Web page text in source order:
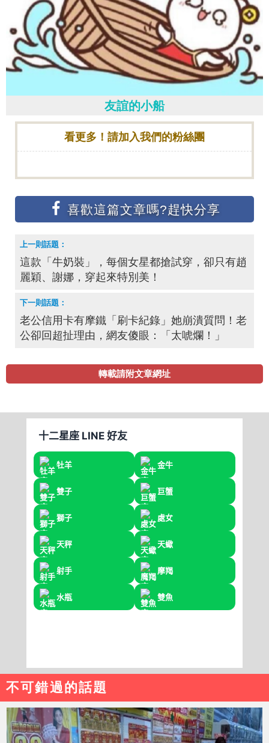
友誼的小船
看更多！請加入我們的粉絲團
這款「牛奶裝」，每個女星都搶試穿，卻只有趙
麗穎、謝娜，穿起來特別美！
老公信用卡有摩鐵「刷卡紀錄」她崩潰質問！老
公卻回超扯理由，網友傻眼：「太唬爛！」
轉載請附文章網址
不可錯過的話題